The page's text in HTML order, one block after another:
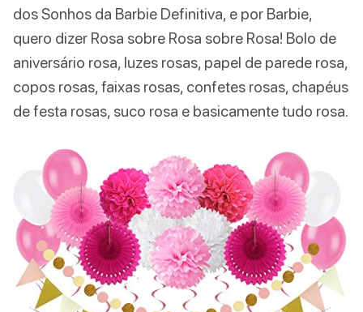
dos Sonhos da Barbie Definitiva, e por Barbie,
quero dizer Rosa sobre Rosa sobre Rosa! Bolo de
aniversário rosa, luzes rosas, papel de parede rosa,
copos rosas, faixas rosas, confetes rosas, chapéus
de festa rosas, suco rosa e basicamente tudo rosa.